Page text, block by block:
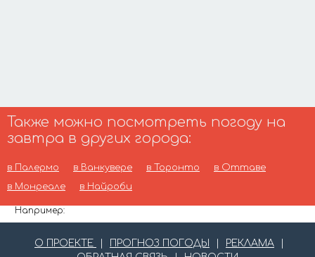
Также можно посмотреть погоду на
завтра в других города:
в Палермо в Ванкувере в Торонто
в Оттаве
в Монреале
в Найроби
Например:
О ПРОЕКТЕ ПРОГНОЗ ПОГОДЫ РЕКЛАМА